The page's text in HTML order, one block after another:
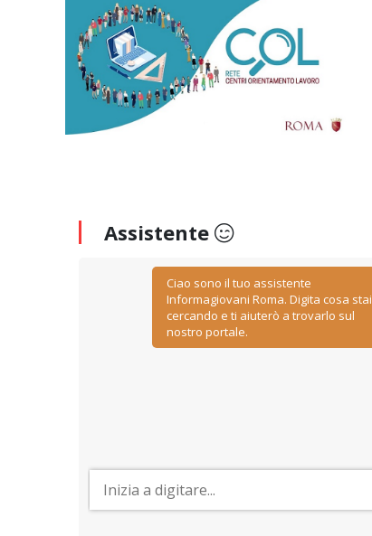
Assistente
Ciao sono il tuo assistente
Informagiovani Roma. Digita cosa stai
cercando e ti aiuterò a trovarlo sul
nostro portale.
Lavorare nelle risorse umane